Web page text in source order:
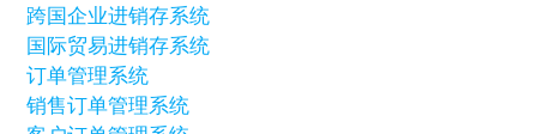
跨国企业进销存系统
国际贸易进销存系统
订单管理系统
销售订单管理系统